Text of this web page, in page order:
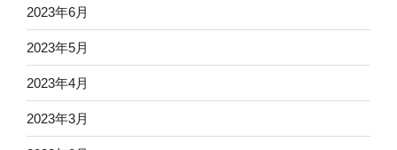
2023年6月
2023年5月
2023年4月
2023年3月